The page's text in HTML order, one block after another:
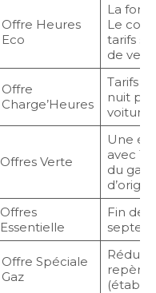
Offre Heures
Eco
La
Le
tarifs
de
Offre
Charge’Heures
Tarifs
nuit
Offres Verte
Une
avec
du gaz
Offres
Essentielle
Fin de
Offre Spéciale
Gaz
repère
(établi